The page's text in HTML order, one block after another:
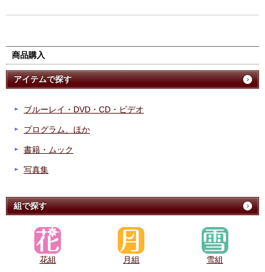
商品購入
アイテムで探す
ブルーレイ・DVD・CD・ビデオ
プログラム、ほか
書籍・ムック
写真集
組で探す
花組 月組 雪組